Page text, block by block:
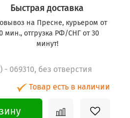
Быстрая доставка
на Пресне, курьером от
мин., отгрузка РФ/СНГ от 30
минут!
069310, без отверстия
Товар есть в наличии